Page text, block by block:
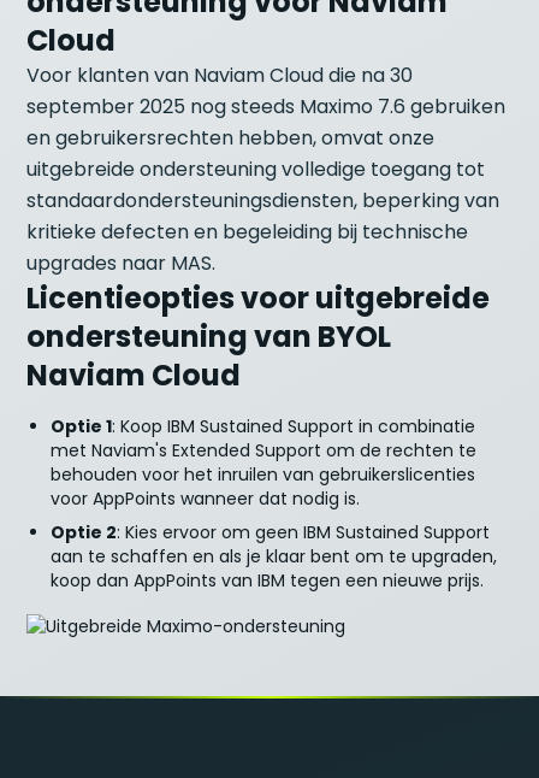
Cloud
Voor klanten van Naviam Cloud die na 30
september 2025 nog steeds Maximo 7.6 gebruiken
en gebruikersrechten hebben, omvat onze
uitgebreide ondersteuning volledige toegang tot
standaardondersteuningsdiensten, beperking van
kritieke defecten en begeleiding bij technische
upgrades naar MAS.
Licentieopties voor uitgebreide
ondersteuning van BYOL
Naviam Cloud
Optie 1: Koop IBM Sustained Support in combinatie
met Naviam's Extended Support om de rechten te
behouden voor het inruilen van gebruikerslicenties
voor AppPoints wanneer dat nodig is.
Optie 2: Kies ervoor om geen IBM Sustained Support
aan te schaffen en als je klaar bent om te upgraden,
koop dan AppPoints van IBM tegen een nieuwe prijs.